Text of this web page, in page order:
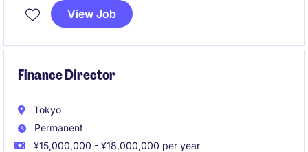
P/L管理から営業、組織構築まで担い、事業を自走可能
View Job
Finance Director
Tokyo
Permanent
¥15,000,000 - ¥18,000,000 per year